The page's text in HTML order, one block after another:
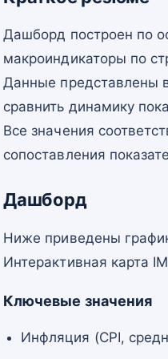
Дашборд построен по
макроиндикаторы по
Данные представлены
сравнить динамику
Все значения
сопоставления
Дашборд
Ниже приведены
Интерактивная карта
Ключевые значения
Инфляция (CPI,